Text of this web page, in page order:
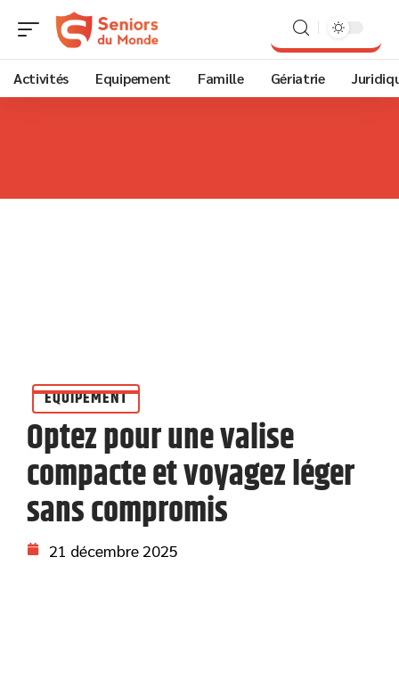
Activités Equipement Famille Gériatrie
EQUIPEMENT
Optez pour une valise
compacte et voyagez léger
sans compromis
21 décembre 2025